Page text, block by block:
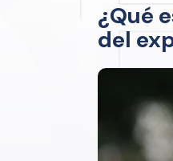
¿Qué
del